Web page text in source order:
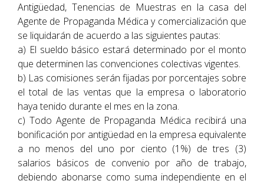
Antigüedad, Tenencias de Muestras en la casa del
Agente de Propaganda Médica y comercialización que
se liquidarán de acuerdo a las siguientes pautas:
a) El sueldo básico estará determinado por el monto
que determinen las convenciones colectivas vigentes.
b) Las comisiones serán fijadas por porcentajes sobre
el total de las ventas que la empresa o laboratorio
haya tenido durante el mes en la zona.
c) Todo Agente de Propaganda Médica recibirá una
bonificación por antigüedad en la empresa equivalente
a no menos del uno por ciento (1%) de tres (3)
salarios básicos de convenio por año de trabajo,
debiendo abonarse como suma independiente en el